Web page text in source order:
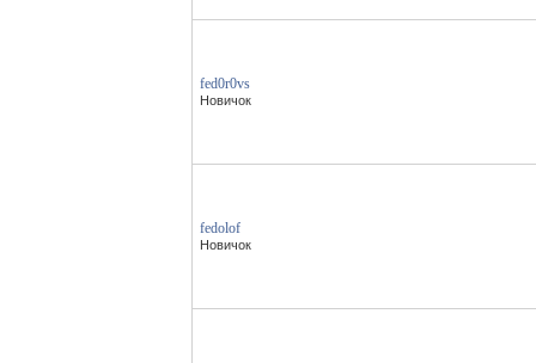
fed0r0vs
Новичок
fedolof
Новичок